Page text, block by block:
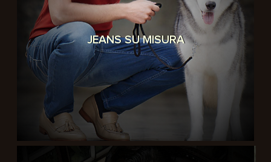
JEANS SU MISURA